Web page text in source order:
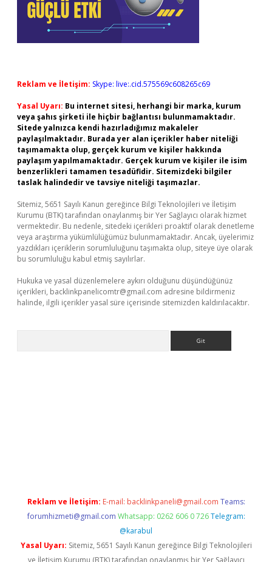
Reklam ve İletişim: Skype: live:.cid.575569c608265c69
Yasal Uyarı: Bu internet sitesi, herhangi bir marka, kurum
veya şahıs şirketi ile hiçbir bağlantısı bulunmamaktadır.
Sitede yalnızca kendi hazırladığımız makaleler
paylaşılmaktadır. Burada yer alan içerikler haber niteliği
taşımamakta olup, gerçek kurum ve kişiler hakkında
paylaşım yapılmamaktadır. Gerçek kurum ve kişiler ile isim
benzerlikleri tamamen tesadüfidir. Sitemizdeki bilgiler
taslak halindedir ve tavsiye niteliği taşımazlar.
Sitemiz, 5651 Sayılı Kanun gereğince Bilgi Teknolojileri ve İletişim
Kurumu (BTK) tarafından onaylanmış bir Yer Sağlayıcı olarak hizmet
vermektedir. Bu nedenle, sitedeki içerikleri proaktif olarak denetleme
veya araştırma yükümlülüğümüz bulunmamaktadır. Ancak, üyelerimiz
yazdıkları içeriklerin sorumluluğunu taşımakta olup, siteye üye olarak
bu sorumluluğu kabul etmiş sayılırlar.
Hukuka ve yasal düzenlemelere aykırı olduğunu düşündüğünüz
içerikleri, backlinkpanelicomtr@gmail.com adresine bildirmeniz
halinde, ilgili içerikler yasal süre içerisinde sitemizden kaldırılacaktır.
Reklam ve İletişim: E-mail: backlinkpaneli@gmail.com Teams:
forumhizmeti@gmail.com Whatsapp: 0262 606 0 726 Telegram:
@karabul
Yasal Uyarı: Sitemiz, 5651 Sayılı Kanun gereğince Bilgi Teknolojileri
ve İletişim Kurumu (BTK) tarafından onaylanmış bir Yer Sağlayıcı